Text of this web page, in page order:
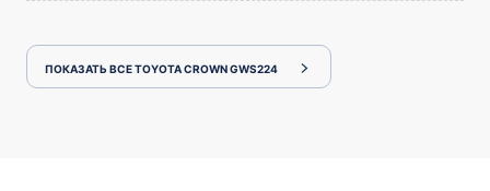
ПОКАЗАТЬ ВСЕ TOYOTA CROWN GWS224